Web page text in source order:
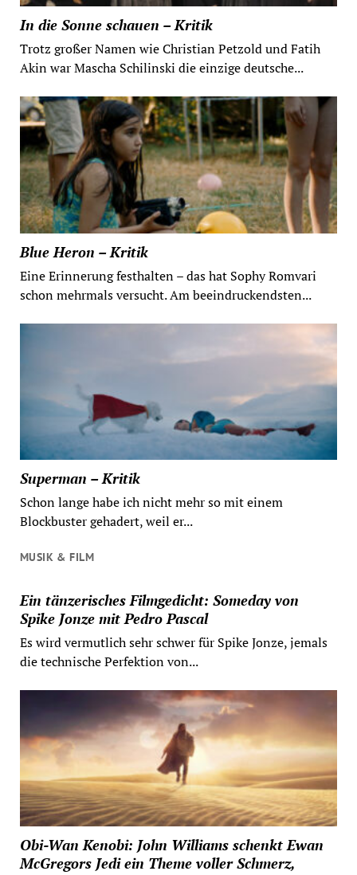
In die Sonne schauen – Kritik
Trotz großer Namen wie Christian Petzold und Fatih
Akin war Mascha Schilinski die einzige deutsche...
Blue Heron – Kritik
Eine Erinnerung festhalten – das hat Sophy Romvari
schon mehrmals versucht. Am beeindruckendsten...
Superman – Kritik
Schon lange habe ich nicht mehr so mit einem
Blockbuster gehadert, weil er...
MUSIK & FILM
Ein tänzerisches Filmgedicht: Someday von
Spike Jonze mit Pedro Pascal
Es wird vermutlich sehr schwer für Spike Jonze, jemals
die technische Perfektion von...
Obi-Wan Kenobi: John Williams schenkt Ewan
McGregors Jedi ein Theme voller Schmerz,